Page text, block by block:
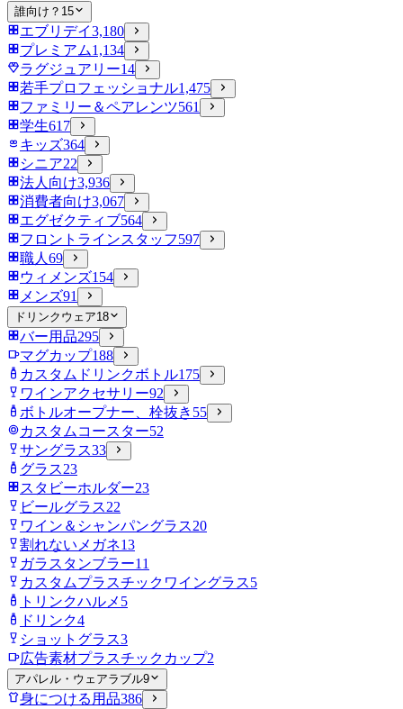
誰向け？ 15
エブリデイ3,180
プレミアム1,134
ラグジュアリー14
若手プロフェッショナル1,475
ファミリー＆ペアレンツ561
学生617
キッズ364
シニア22
法人向け3,936
消費者向け3,067
エグゼクティブ564
フロントラインスタッフ597
職人 69
ウィメンズ154
メンズ91
ドリンクウェア18
バー用品295
マグカップ188
カスタムドリンクボトル175
ワインアクセサリー92
ボトルオープナー、栓抜き 55
カスタムコースター52
サングラス33
グラス23
スタビーホルダー23
ビールグラス22
ワイン＆シャンパングラス20
割れないメガネ13
ガラスタンブラー11
カスタムプラスチックワイングラス5
トリンクハルメ 5
ドリンク4
ショットグラス3
広告素材プラスチックカップ2
アパレル・ウェアラブル9
身につける用品386